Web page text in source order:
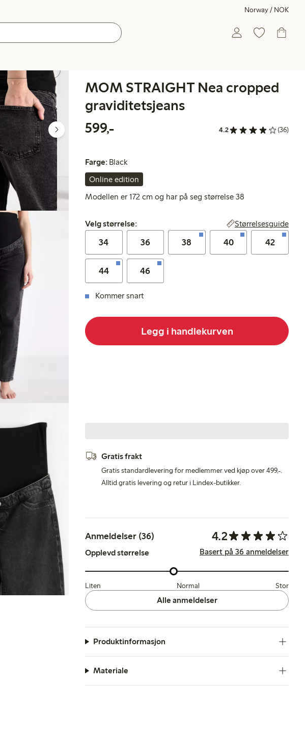
Norway / NOK
MOM STRAIGHT Nea cropped
graviditetsjeans
599,-
4.2 (36)
Farge: Black
Online edition
Modellen er 172 cm og har på seg størrelse 38
Velg størrelse:
Velg størrelse: Størrelsesguide
34 36 38 40 42
44 46
Kommer snart
Legg i handlekurven
Gratis frakt
Gratis standardlevering for medlemmer ved kjøp over 499,-.
Alltid gratis levering og retur i Lindex-butikker.
Anmeldelser (36) 4.2
Opplevd størrelse Basert på 36 anmeldelser
Liten Normal Stor
Alle anmeldelser
Produktinformasjon
Materiale